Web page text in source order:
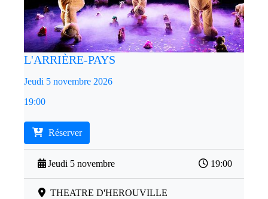
L'ARRIÈRE-PAYS
Jeudi 5 novembre 2026
19:00
Réserver
Jeudi 5 novembre 19:00
THEATRE D'HEROUVILLE